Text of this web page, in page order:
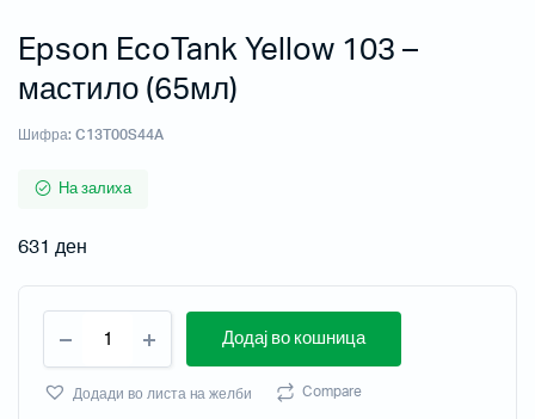
Epson EcoTank Yellow 103 –
мастило (65мл)
Шифра: C13T00S44A
На залиха
631 ден
Додај во кошница
Додади во листа на желби Compare